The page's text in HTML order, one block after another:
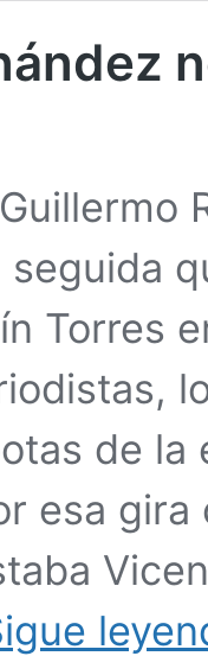
seguida
Torres
de la
esa